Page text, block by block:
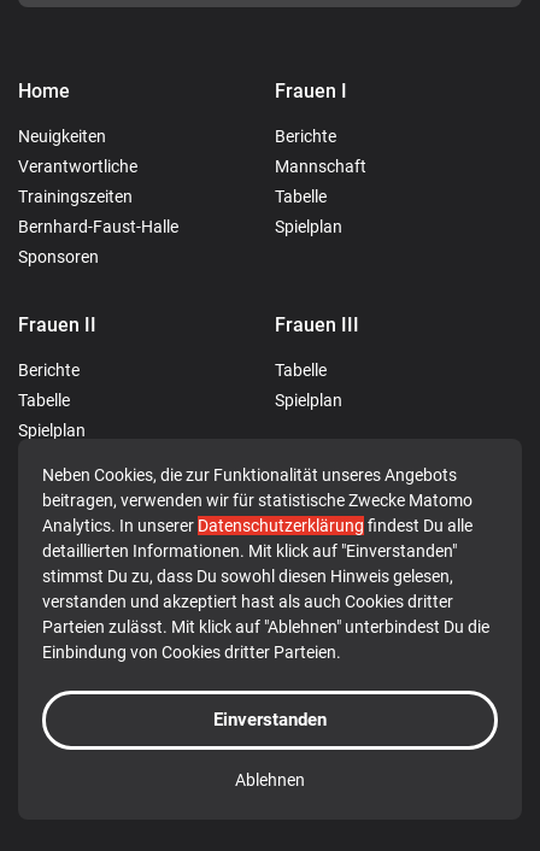
Neben Cookies, die zur Funktionalität unseres Angebots
beitragen, verwenden wir für statistische Zwecke Matomo
Analytics. In unserer Datenschutzerklärung findest Du alle
detaillierten Informationen. Mit klick auf "Einverstanden"
stimmst Du zu, dass Du sowohl diesen Hinweis gelesen,
verstanden und akzeptiert hast als auch Cookies dritter
Parteien zulässt. Mit klick auf "Ablehnen" unterbindest Du die
Einbindung von Cookies dritter Parteien.
Einverstanden
Ablehnen
Home
Neuigkeiten
Verantwortliche
Trainingszeiten
Bernhard-Faust-Halle
Sponsoren
Frauen I
Berichte
Mannschaft
Tabelle
Spielplan
Frauen II
Berichte
Tabelle
Spielplan
Frauen III
Tabelle
Spielplan
Männer I
Berichte
Tabelle
Spielplan
JSG Rotenburg-Breitenbach
Berichte
© 2026 TG 1849 Rotenburg a.d. Fulda e.V.
Datenschutz Impressum